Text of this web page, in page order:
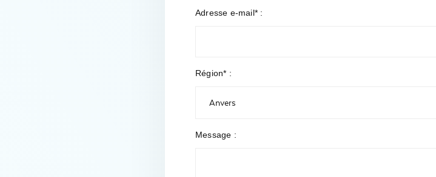
Adresse e-mail* :
Région* :
Message :